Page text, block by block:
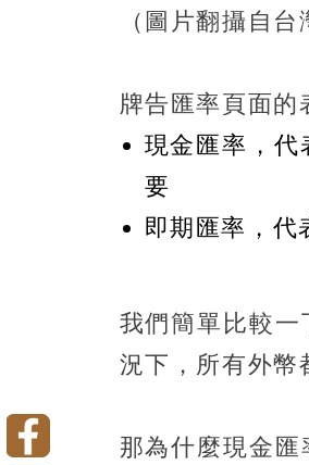
（圖片翻攝自
牌告匯率頁面的
現金匯率，代
要
即期匯率，代
我們簡單比較
況下，所有外幣
那為什麼現金